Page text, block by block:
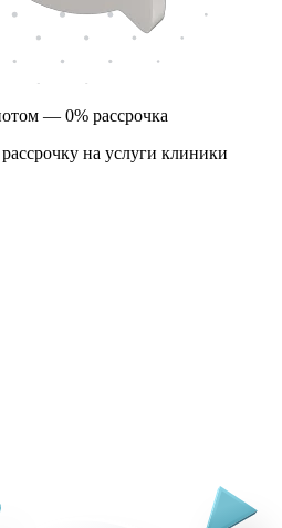
— 0% рассрочка
на услуги клиники